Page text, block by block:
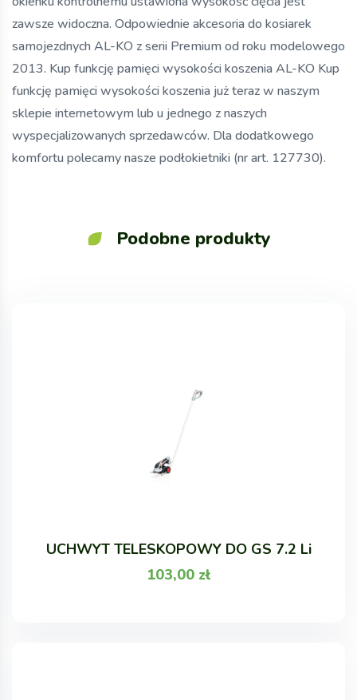
zawsze widoczna. Odpowiednie akcesoria do kosiarek
samojezdnych AL-KO z serii Premium od roku modelowego
2013. Kup funkcję pamięci wysokości koszenia AL-KO Kup
funkcję pamięci wysokości koszenia już teraz w naszym
sklepie internetowym lub u jednego z naszych
wyspecjalizowanych sprzedawców. Dla dodatkowego
komfortu polecamy nasze podłokietniki (nr art. 127730).
Podobne produkty
UCHWYT TELESKOPOWY DO GS 7.2 Li
103,00 zł